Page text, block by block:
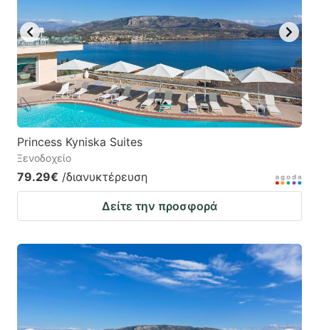
key
to
get
the
keyboard
shortcuts
for
changing
dates.
key
to
get
the
keyboard
shortcuts
Princess Kyniska Suites
Ξενοδοχείο
79.29€ /διανυκτέρευση
Δείτε την προσφορά